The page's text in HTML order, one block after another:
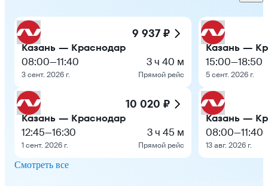
9 937 ₽
Казань — Краснодар
08:00—11:40
3 сент. 2026 г.
3 ч 40 м
Прямой рейс
10 020 ₽
Казань — Краснодар
12:45—16:30
1 сент. 2026 г.
3 ч 45 м
Прямой рейс
Казань —
15:00—18:50
5 сент. 2026 г.
Казань —
08:00—11:40
13 авг. 2026 г.
Смотреть все